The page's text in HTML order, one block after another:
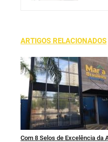
ARTIGOS RELACIONADOS
Com 8 Selos de Excelência da